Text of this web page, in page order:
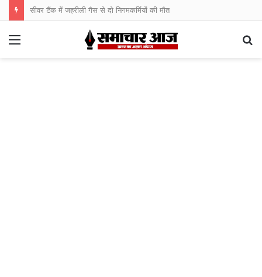
सीवर टैंक में जहरीली गैस से दो निगमकर्मियों की मौत
Menu